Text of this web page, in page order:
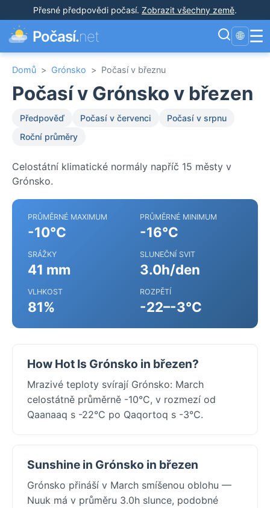
Přesné předpovědi počasí. Zobrazit všechny země.
Počasí.net 🌐 ☰
Domů > Grónsko > Počasí v březnu
Počasí v Grónsko v březen
Předpověď Počasí v červenci
Počasí v srpnu
Roční průměry
Celostátní klimatické normály napříč 15 městy v
Grónsko.
PRŮMĚRNÉ MAXIMUM
-10°C
PRŮMĚRNÉ MINIMUM
-16°C
SRÁŽKY
41 mm
SLUNEČNÍ SVIT
3.0h/den
VLHKOST
81%
ROZPĚTÍ
-22–-3°C
How Hot Is Grónsko in březen?
Mrazivé teploty svírají Grónsko: March
celostátně průměrně -10°C, v rozmezí od
Qaanaaq s -22°C po Qaqortoq s -3°C.
Sunshine in Grónsko in březen
Grónsko přináší v March smíšenou oblohu —
Nuuk má v průměru 3.0h slunce, podobné